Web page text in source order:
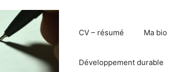
CV – résumé Ma bio
Développement durable